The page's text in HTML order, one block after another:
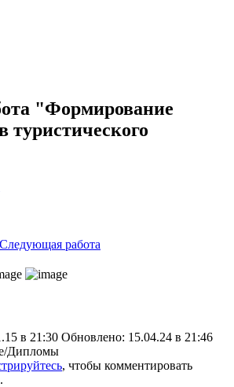
"Формирование
туристического
Следующая работа
в 21:30 Обновлено: 15.04.24 в 21:46
Дипломы
, чтобы комментировать